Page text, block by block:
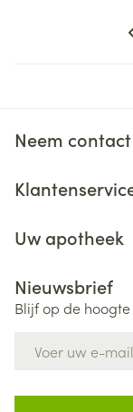
Neem
Uw apotheek
Nieuwsbrief
Blijf op de